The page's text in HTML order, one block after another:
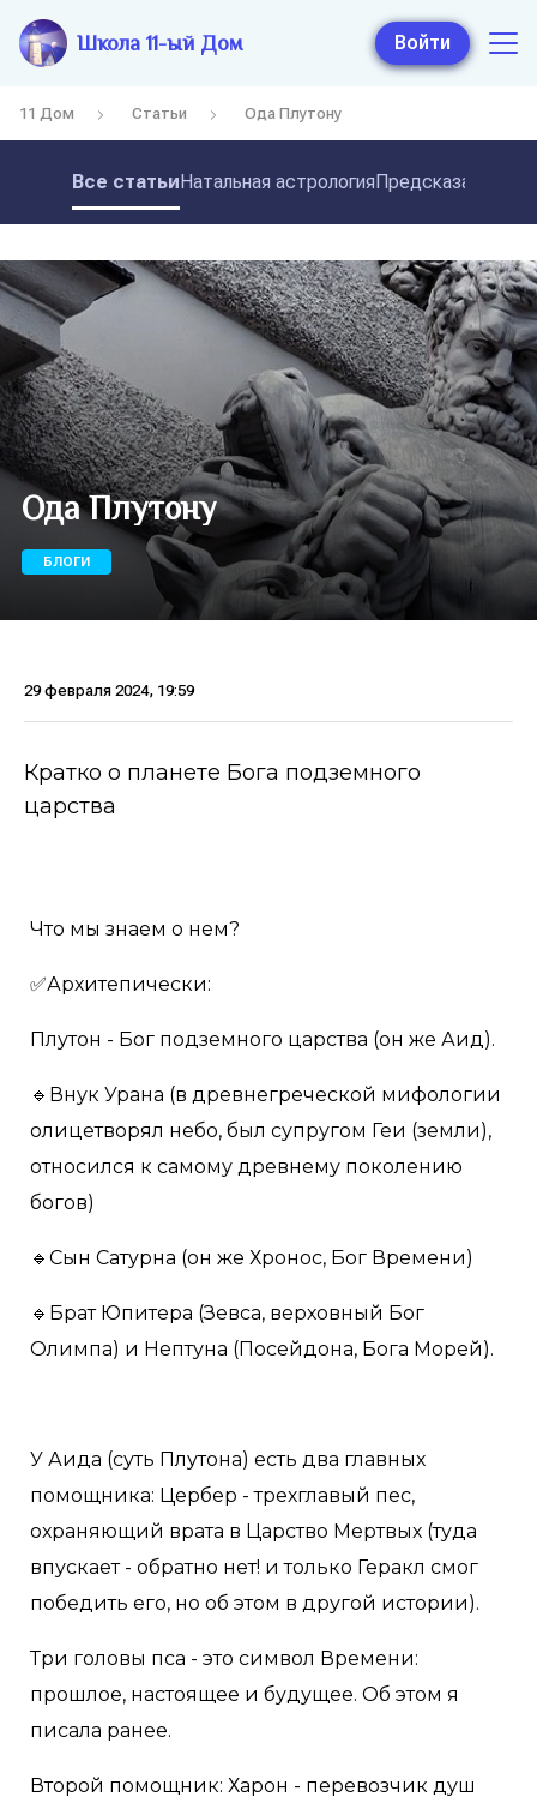
Школа 11-ый Дом Войти
11 Дом Статьи Ода Плутону
Все статьиНатальная астрология
Ода Плутону
БЛОГИ
29 февраля 2024, 19:59
Кратко о планете Бога подземного
царства
Что мы знаем о нем?
✅Архитепически:
Плутон - Бог подземного царства (он же Аид).
🔹Внук Урана (в древнегреческой мифологии
олицетворял небо, был супругом Геи (земли),
относился к самому древнему поколению
богов)
🔹Сын Сатурна (он же Хронос, Бог Времени)
🔹Брат Юпитера (Зевса, верховный Бог
Олимпа) и Нептуна (Посейдона, Бога Морей).
У Аида (суть Плутона) есть два главных
помощника: Цербер - трехглавый пес,
охраняющий врата в Царство Мертвых (туда
впускает - обратно нет! и только Геракл смог
победить его, но об этом в другой истории).
Три головы пса - это символ Времени:
прошлое, настоящее и будущее. Об этом я
писала ранее.
Второй помощник: Харон - перевозчик душ